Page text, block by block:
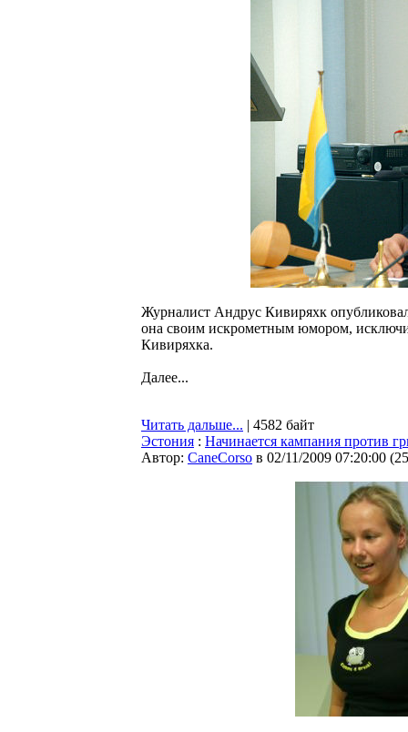
Журналист Андрус Кивиряхк
она своим искрометным юмором,
Кивиряхка.
Далее...
Читать дальше... | 4582 байт
Эстония : Начинается кампания против
Автор: CaneCorso в 02/11/2009 07:20:00 (